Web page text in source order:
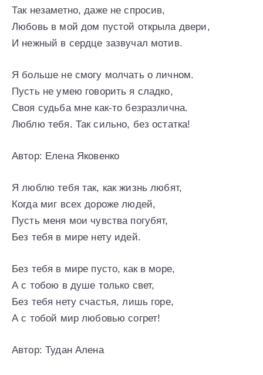
Так незаметно, даже не спросив,
Любовь в мой дом пустой открыла двери,
И нежный в сердце зазвучал мотив.
Я больше не смогу молчать о личном.
Пусть не умею говорить я сладко,
Своя судьба мне как-то безразлична.
Люблю тебя. Так сильно, без остатка!
Автор: Елена Яковенко
Я люблю тебя так, как жизнь любят,
Когда миг всех дороже людей,
Пусть меня мои чувства погубят,
Без тебя в мире нету идей.
Без тебя в мире пусто, как в море,
А с тобою в душе только свет,
Без тебя нету счастья, лишь горе,
А с тобой мир любовью согрет!
Автор: Тудан Алена